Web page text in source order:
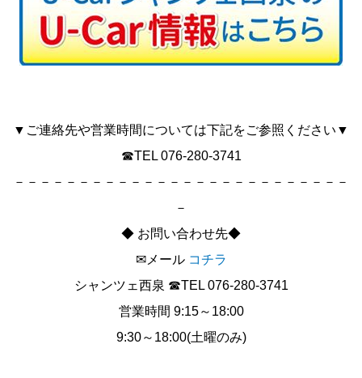
▼ご連絡先や営業時間については下記をご参照ください▼
☎TEL 076-280-3741
－－－－－－－－－－－－－－－－－－－－－－－－－－
－
◆ お問い合わせ先◆
✉メール コチラ
シャンツェ西泉 ☎TEL 076-280-3741
営業時間 9:15～18:00
9:30～18:00(土曜のみ)